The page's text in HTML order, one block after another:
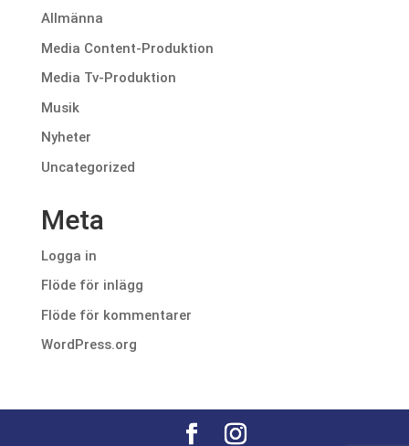
Allmänna
Media Content-Produktion
Media Tv-Produktion
Musik
Nyheter
Uncategorized
Meta
Logga in
Flöde för inlägg
Flöde för kommentarer
WordPress.org